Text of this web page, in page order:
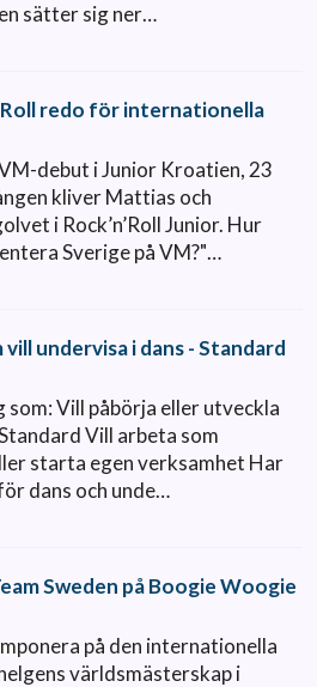
sätter sig ner…
redo för internationella
debut i Junior Kroatien, 23
kliver Mattias och
i Rock’n’Roll Junior. Hur
Sverige på VM?"…
undervisa i dans - Standard
som: Vill påbörja eller utveckla
Vill arbeta som
starta egen verksamhet Har
dans och unde…
Sweden på Boogie Woogie
på den internationella
världsmästerskap i